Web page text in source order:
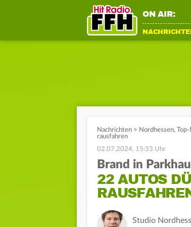
ON AIR:
Nachrichten > Nordhessen,
rausfahren
02.07.2024, 15:33 Uhr
Brand in
22 AUTOS
Studio